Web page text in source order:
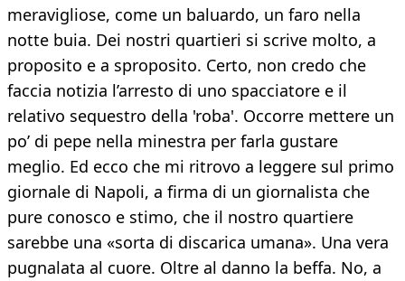
meravigliose, come un baluardo, un faro nella
notte buia. Dei nostri quartieri si scrive molto, a
proposito e a sproposito. Certo, non credo che
faccia notizia l’arresto di uno spacciatore e il
relativo sequestro della 'roba'. Occorre mettere un
po’ di pepe nella minestra per farla gustare
meglio. Ed ecco che mi ritrovo a leggere sul primo
giornale di Napoli, a firma di un giornalista che
pure conosco e stimo, che il nostro quartiere
sarebbe una «sorta di discarica umana». Una vera
pugnalata al cuore. Oltre al danno la beffa. No, a